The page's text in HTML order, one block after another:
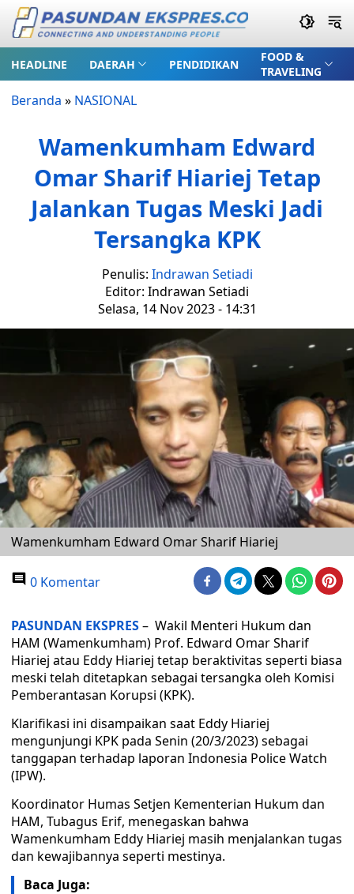
HEADLINE DAERAH PENDIDIKAN
FOOD &
TRAVELING
Beranda » NASIONAL
Wamenkumham Edward
Omar Sharif Hiariej Tetap
Jalankan Tugas Meski Jadi
Tersangka KPK
Penulis: Indrawan Setiadi
Editor: Indrawan Setiadi
Selasa, 14 Nov 2023 - 14:31
Wamenkumham Edward Omar Sharif Hiariej
0 Komentar
PASUNDAN EKSPRES– Wakil Menteri Hukum dan
HAM (Wamenkumham) Prof. Edward Omar Sharif
Hiariej atau Eddy Hiariej tetap beraktivitas seperti biasa
meski telah ditetapkan sebagai tersangka oleh Komisi
Pemberantasan Korupsi (KPK).
Klarifikasi ini disampaikan saat Eddy Hiariej
mengunjungi KPK pada Senin (20/3/2023) sebagai
tanggapan terhadap laporan Indonesia Police Watch
(IPW).
Koordinator Humas Setjen Kementerian Hukum dan
HAM, Tubagus Erif, menegaskan bahwa
Wamenkumham Eddy Hiariej masih menjalankan tugas
dan kewajibannya seperti mestinya.
Baca Juga: